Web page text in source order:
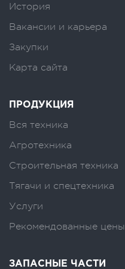
История
Вакансии и карьера
Закупки
Карта сайта
ПРОДУКЦИЯ
Вся техника
Агротехника
Строительная техника
Тягачи и спецтехника
Услуги
Рекомендованные цены
ЗАПАСНЫЕ ЧАСТИ